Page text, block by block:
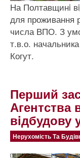
На Полтавщинi
для проживання
числа ВПО. З
т.в.о.
Когут.
Перший
Агентства
вiдбудову
Нерухомість Та